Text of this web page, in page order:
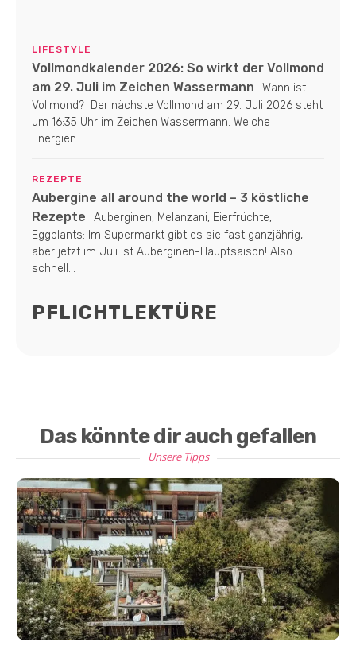
LIFESTYLE
Vollmondkalender 2026: So wirkt der Vollmond
am 29. Juli im Zeichen Wassermann
Wann ist
Vollmond? Der nächste Vollmond am 29. Juli 2026 steht
um 16:35 Uhr im Zeichen Wassermann. Welche
Energien...
REZEPTE
Aubergine all around the world – 3 köstliche
Rezepte
Auberginen, Melanzani, Eierfrüchte,
Eggplants: Im Supermarkt gibt es sie fast ganzjährig,
aber jetzt im Juli ist Auberginen-Hauptsaison! Also
schnell...
PFLICHTLEKTÜRE
Das könnte dir auch gefallen
Unsere Tipps